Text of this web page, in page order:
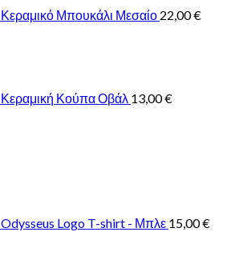
Κεραμικό Μπουκάλι Μεσαίο 22,00€
Κεραμική Κούπα Οβάλ 13,00€
Odysseus Logo T-shirt - Μπλε 15,00€